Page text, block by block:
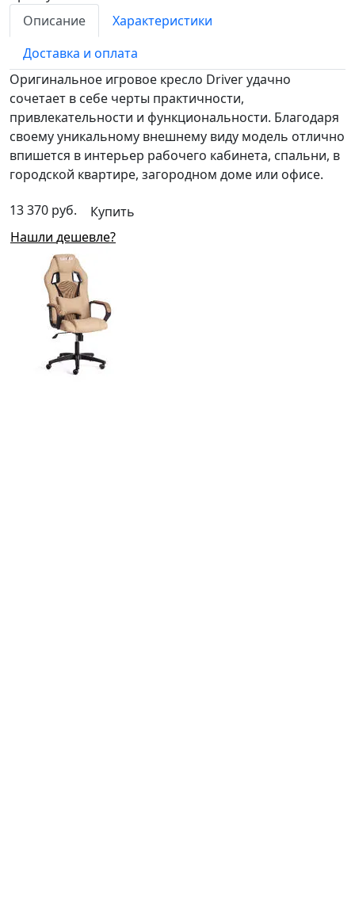
Описание
Характеристики
Доставка и оплата
Оригинальное игровое кресло Driver удачно
сочетает в себе черты практичности,
привлекательности и функциональности. Благодаря
своему уникальному внешнему виду модель отлично
впишется в интерьер рабочего кабинета, спальни, в
городской квартире, загородном доме или офисе.
13 370 руб.
Купить
Нашли дешевле?